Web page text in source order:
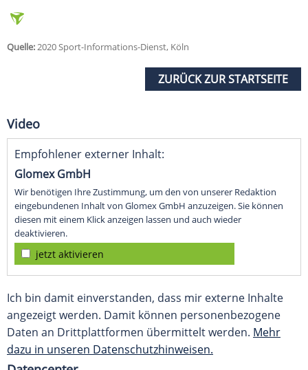
Quelle:2020 Sport-Informations-Dienst, Köln
ZURÜCK ZUR STARTSEITE
Video
Empfohlener externer Inhalt:
Glomex GmbH
Wir benötigen Ihre Zustimmung, um den von unserer Redaktion
eingebundenen Inhalt von Glomex GmbH anzuzeigen. Sie können
diesen mit einem Klick anzeigen lassen und auch wieder
deaktivieren.
jetzt aktivieren
Ich bin damit einverstanden, dass mir externe Inhalte
angezeigt werden. Damit können personenbezogene
Daten an Drittplattformen übermittelt werden. Mehr
dazu in unseren Datenschutzhinweisen.